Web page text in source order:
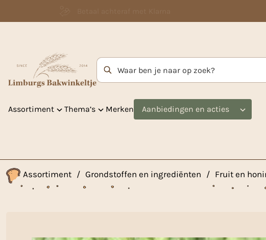
Zoekterm
Assortiment Thema’s Merken Aanbiedingen en acties
Assortiment / Grondstoffen en ingrediënten / Fruit en